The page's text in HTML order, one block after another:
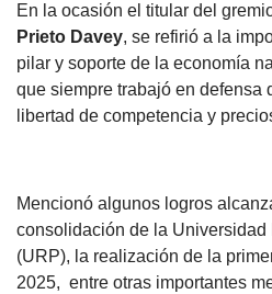
En la ocasión el titular del
Prieto Davey, se refirió a la
pilar y soporte de la economía
que siempre trabajó en defensa
libertad de competencia y
Mencionó algunos logros
consolidación de la
(URP), la realización de la
2025, entre otras importantes